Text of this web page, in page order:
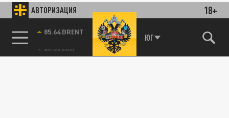
АВТОРИЗАЦИЯ 18+
85.64 BRENT ЮГ
ОБЩЕСТВО